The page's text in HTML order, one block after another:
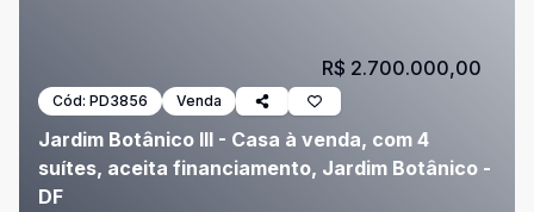
Cód: PD3856 Venda
Jardim Botânico III - Casa à venda, com 4
suítes, aceita financiamento, Jardim Botânico -
DF
R$ 2.700.000,00